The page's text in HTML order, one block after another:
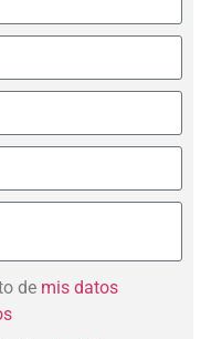
de mis datos